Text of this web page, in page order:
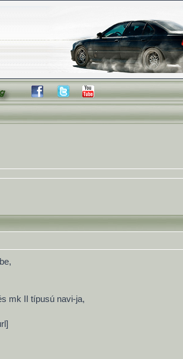
mk II típusú navi-ja,